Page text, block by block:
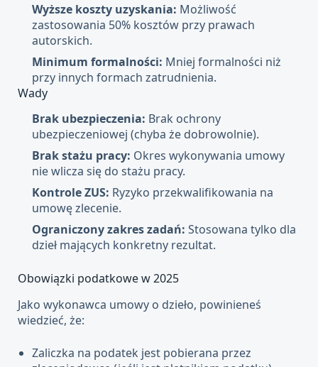
Wyższe koszty uzyskania: Możliwość
zastosowania 50% kosztów przy prawach
autorskich.
Minimum formalności: Mniej formalności niż
przy innych formach zatrudnienia.
Wady
Brak ubezpieczenia: Brak ochrony
ubezpieczeniowej (chyba że dobrowolnie).
Brak stażu pracy: Okres wykonywania umowy
nie wlicza się do stażu pracy.
Kontrole ZUS: Ryzyko przekwalifikowania na
umowę zlecenie.
Ograniczony zakres zadań: Stosowana tylko dla
dzieł mających konkretny rezultat.
Obowiązki podatkowe w 2025
Jako wykonawca umowy o dzieło, powinieneś
wiedzieć, że:
Zaliczka na podatek jest pobierana przez